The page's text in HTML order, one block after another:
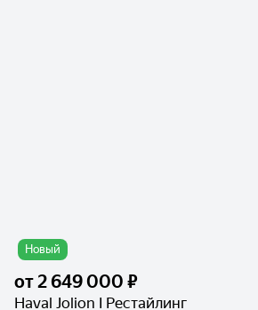
Новый
от2 649 000 ₽
Haval Jolion I Рестайлинг